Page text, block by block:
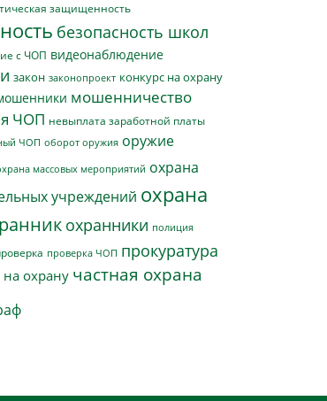
защищенность
безопасность школ
с ЧОП видеонаблюдение
закон законопроект конкурс на охрану
мошенничество
ЧОП невыплата заработной платы
ЧОП оборот оружия оружие
массовых мероприятий охрана
учреждений охрана
охранники полиция
проверка ЧОП прокуратура
на охрану частная охрана